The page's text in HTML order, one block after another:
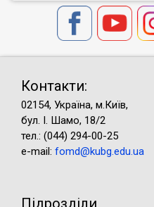
Контакти:
02154, Україна, м.Київ,
бул. І. Шамо, 18/2
тел.: (044) 294-00-25
e-mail: fomd@kubg.edu.ua